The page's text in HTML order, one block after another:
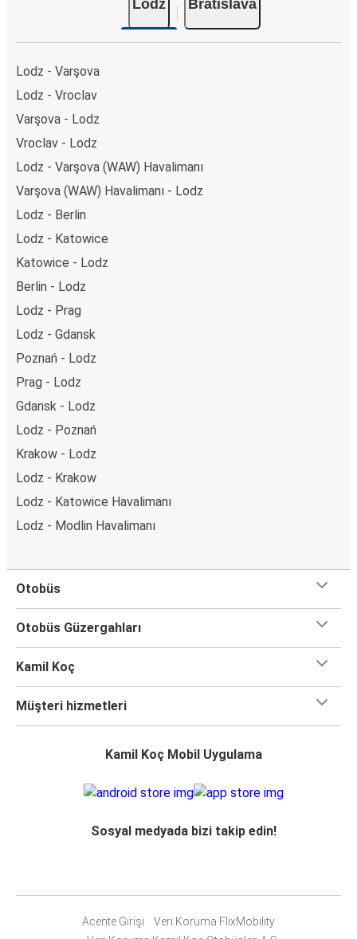
Lodz Bratislava
Lodz - Varşova
Lodz - Vroclav
Varşova - Lodz
Vroclav - Lodz
Lodz - Varşova (WAW) Havalimanı
Varşova (WAW) Havalimanı - Lodz
Lodz - Berlin
Lodz - Katowice
Katowice - Lodz
Berlin - Lodz
Lodz - Prag
Lodz - Gdansk
Poznań - Lodz
Prag - Lodz
Gdansk - Lodz
Lodz - Poznań
Krakow - Lodz
Lodz - Krakow
Lodz - Katowice Havalimanı
Lodz - Modlin Havalimanı
Otobüs
Otobüs Güzergahları
Kamil Koç
Müşteri hizmetleri
Kamil Koç Mobil Uygulama
Sosyal medyada bizi takip edin!
Acente Girişi
Veri Koruma FlixMobility